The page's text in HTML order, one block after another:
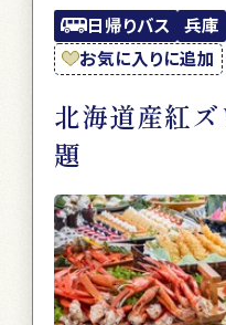
日帰りバス 兵庫
お気に入りに追加
北海道産紅
題